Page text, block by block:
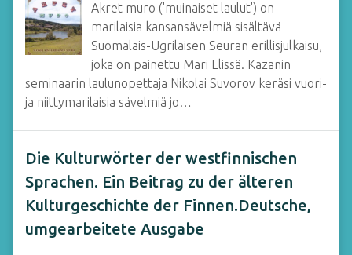
Akret muro ('muinaiset laulut') on
marilaisia kansansävelmiä sisältävä
Suomalais-Ugrilaisen Seuran erillisjulkaisu,
joka on painettu Mari Elissä. Kazanin
seminaarin laulunopettaja Nikolai Suvorov keräsi vuori-
ja niittymarilaisia sävelmiä jo…
Die Kulturwörter der westfinnischen
Sprachen. Ein Beitrag zu der älteren
Kulturgeschichte der Finnen.Deutsche,
umgearbeitete Ausgabe